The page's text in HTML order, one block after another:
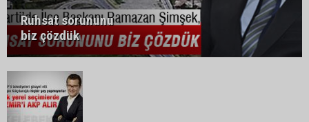
Ruhsat sorununu
biz çözdük